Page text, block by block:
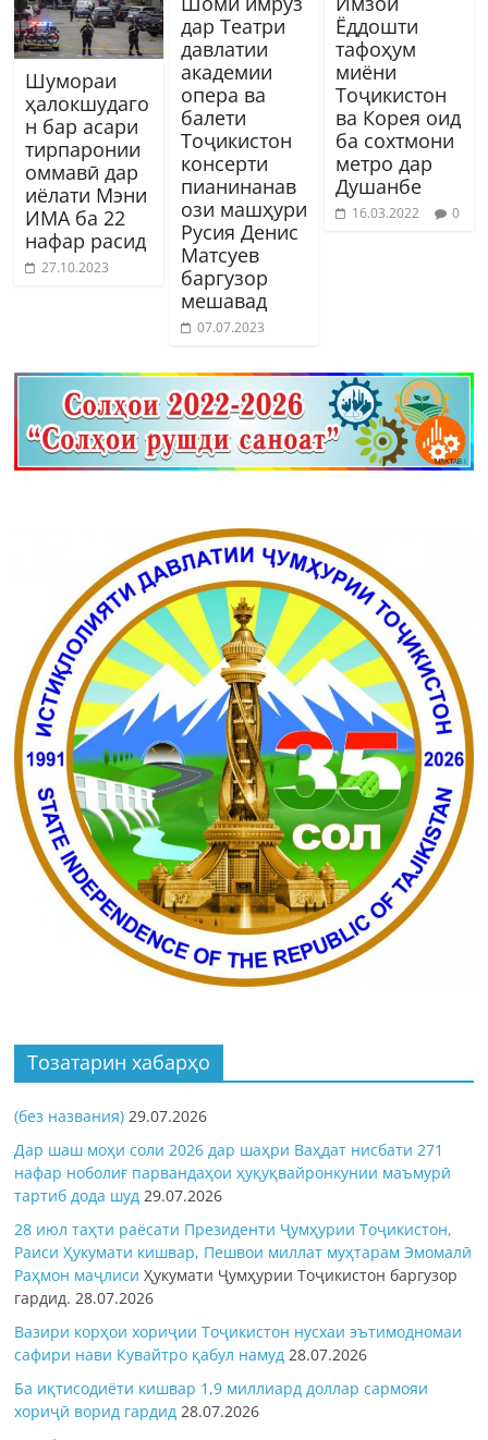
Шумораи
ҳалокшудаго
н бар асари
тирпаронии
оммавӣ дар
иёлати Мэни
ИМА ба 22
нафар расид
27.10.2023
дар Театри
давлатии
академии
опера ва
балети
Тоҷикистон
консерти
пианинанав
ози машҳури
Русия Денис
Матсуев
баргузор
мешавад
07.07.2023
Ёддошти
тафоҳум
миёни
Тоҷикистон
ва Корея оид
ба сохтмони
метро дар
Душанбе
16.03.2022 0
Тозатарин хабарҳо
(без названия) 29.07.2026
Дар шаш моҳи соли 2026 дар шаҳри Ваҳдат нисбати 271
нафар ноболиғ парвандаҳои ҳуқуқвайронкунии маъмурӣ
тартиб дода шуд 29.07.2026
28 июл таҳти раёсати Президенти Ҷумҳурии Тоҷикистон,
Раиси Ҳукумати кишвар, Пешвои миллат муҳтарам Эмомалӣ
Раҳмон маҷлисиҲукумати Ҷумҳурии Тоҷикистон баргузор
гардид.28.07.2026
Вазири корҳои хориҷии Тоҷикистон нусхаи эътимодномаи
сафири нави Кувайтро қабул намуд 28.07.2026
Ба иқтисодиёти кишвар 1,9 миллиард доллар сармояи
хориҷӣ ворид гардид 28.07.2026